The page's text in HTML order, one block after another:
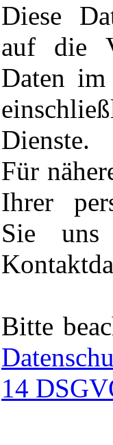
Diese
auf die
Daten im
Dienste.
Für
Ihrer
Sie uns
Bitte
14